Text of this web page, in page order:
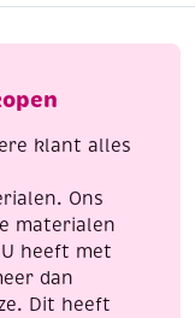
24x30cm,
en
aantalklant alles
Ons
materialen
heeft met
dan
Dit heeft